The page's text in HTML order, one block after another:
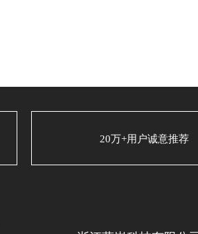
20万+用户诚意推荐